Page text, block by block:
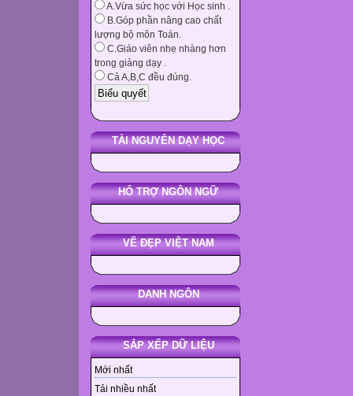
A.Vừa sức học với Học sinh .
B.Góp phần nâng cao chất
lượng bộ môn Toán.
C.Giáo viên nhẹ nhàng hơn
trong giảng dạy .
Cả A,B,C đều đúng.
TÀI NGUYÊN DẠY HỌC
HỔ TRỢ NGÔN NGỮ
VẼ ĐẸP VIỆT NAM
DANH NGÔN
SẮP XẾP DỮ LIỆU
Mới nhất
Tải nhiều nhất